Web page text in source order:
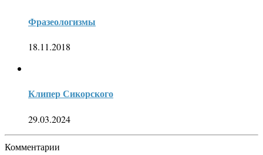
Фразеологизмы
18.11.2018
Клипер Сикорского
29.03.2024
Комментарии